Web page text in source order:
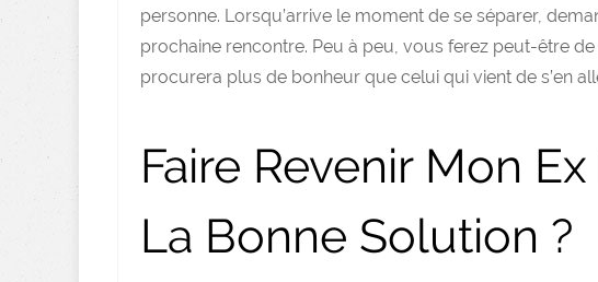
personne. Lorsqu’arrive le moment de se séparer,
prochaine rencontre. Peu à peu, vous ferez peut-être
procurera plus de bonheur que celui qui vient de s’en
Faire Revenir Mon
La Bonne Solution ?